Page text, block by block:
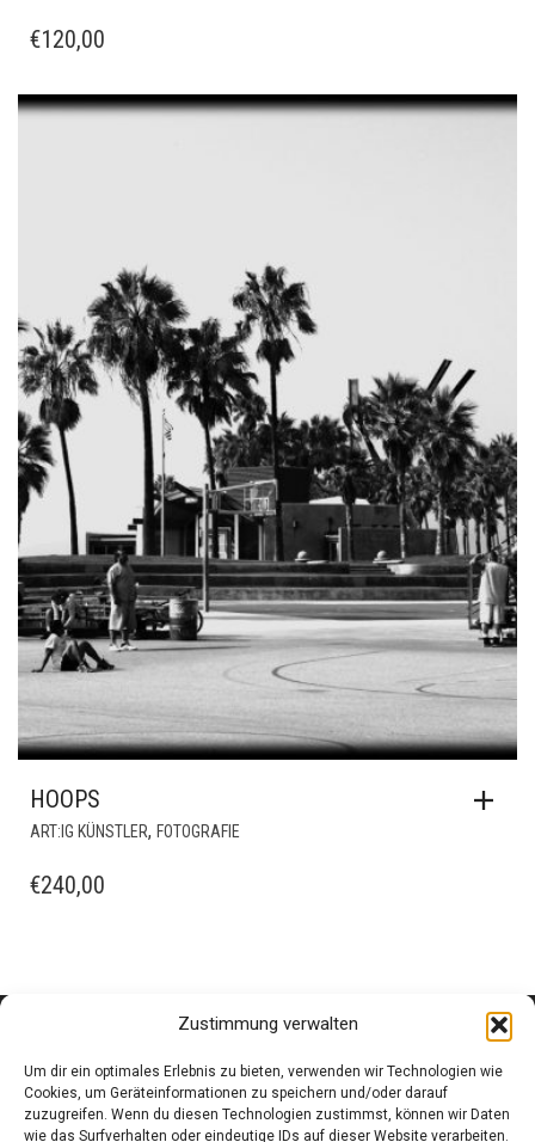
Zustimmung verwalten
Um dir ein optimales Erlebnis zu bieten, verwenden wir Technologien wie
Cookies, um Geräteinformationen zu speichern und/oder darauf
zuzugreifen. Wenn du diesen Technologien zustimmst, können wir Daten
wie das Surfverhalten oder eindeutige IDs auf dieser Website verarbeiten.
€120,00
HOOPS
ART:IG KÜNSTLER, FOTOGRAFIE
€240,00